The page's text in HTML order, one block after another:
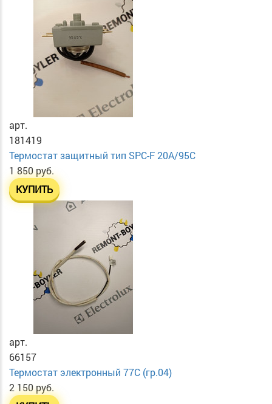
арт.
181419
Термостат защитный тип SPC-F 20A/95C
1 850 руб.
КУПИТЬ
арт.
66157
Термостат электронный 77C (гр.04)
2 150 руб.